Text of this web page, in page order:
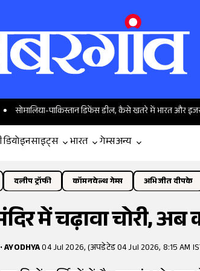
पाकिस्तान डिफेंस डील, कैसे खतरे में भारत और इजरायल के
इनसाइट्स भारत गेम्सअन्य
दलीप ट्रॉफी कॉमनवेल्थ गेम्स अभिजीत दीपके
में चढ़ावा चोरी,
•AYODHYA04 Jul 2026, (अपडेटेड 04 Jul 2026, 8:15 AM